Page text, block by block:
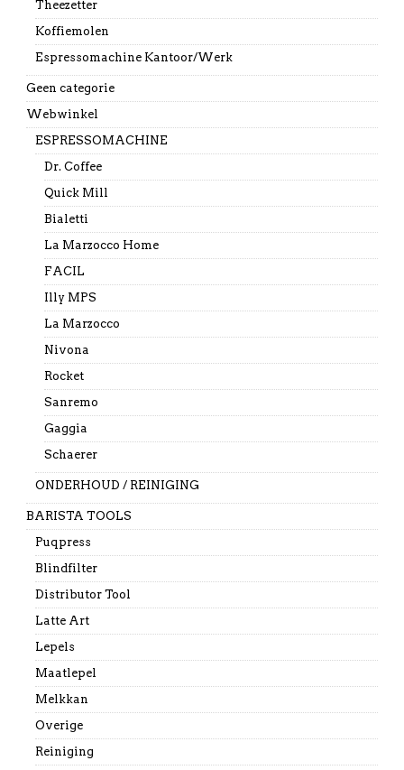
Theezetter
Koffiemolen
Espressomachine Kantoor/Werk
Geen categorie
Webwinkel
ESPRESSOMACHINE
Dr. Coffee
Quick Mill
Bialetti
La Marzocco Home
FACIL
Illy MPS
La Marzocco
Nivona
Rocket
Sanremo
Gaggia
Schaerer
ONDERHOUD / REINIGING
BARISTA TOOLS
Puqpress
Blindfilter
Distributor Tool
Latte Art
Lepels
Maatlepel
Melkkan
Overige
Reiniging